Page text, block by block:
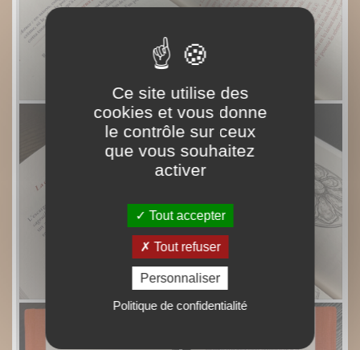
Ce site utilise des
cookies et vous donne
le contrôle sur ceux
que vous souhaitez
activer
Tout accepter
Tout refuser
Personnaliser
Politique de confidentialité